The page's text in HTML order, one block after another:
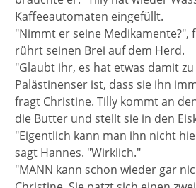
Kaffeeautomaten eingefüllt.
"Nimmt er seine Medikamente?",
rührt seinen Brei auf dem Herd.
"Glaubt ihr, es hat etwas damit
Palästinenser ist, dass sie ihn
fragt Christine. Tilly kommt an
die Butter und stellt sie in den
"Eigentlich kann man ihn nicht
sagt Hannes. "Wirklich."
"MANN kann schon wieder gar